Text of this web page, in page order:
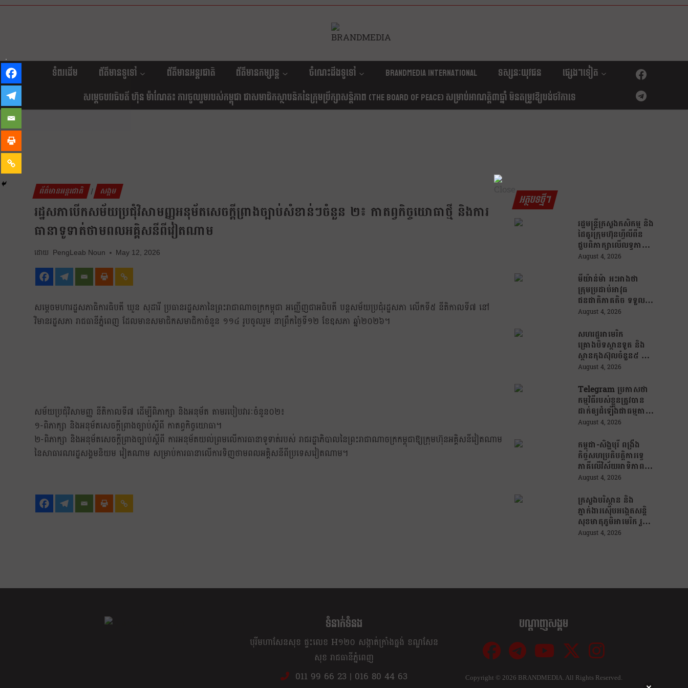
ទំពរដើម ព័ត៌មានទូទៅ ព័ត៌មានអន្តរជាតិ ព័ត៌មានកម្សាន្ត ចំណេះដឹងទូទៅ Brandmedia international ទស្សនៈយុវជន
ផ្សេងៗទៀត
សម្តេចបវរធិបតី ហ៊ុន ម៉ាណែត៖ ការចូលរួមរបស់កម្ពុជា ជាសមាជិកស្ថាបនិកនៃក្រុមប្រឹក្សាសន្តិភាព (The Board Of Peace) សម្រាប់អាណត្តិ៣ឆ្នាំ មិនតម្រូវឱ្យបង់ថវិកាទេ
ព័ត៌មានអន្តរជាតិ | សង្គម
រដ្ឋសភាបើកសម័យប្រជុំវិសាមញ្ញអនុម័តសេចក្តីព្រាងច្បាប់សំខាន់ៗចំនួន ២៖ កាតព្វកិច្ចយោធាថ្មី និងការ
ធានាទូទាត់ថាមពលអគ្គិសនីពីវៀតណាម
PengLeab Noun May 12, 2026
សម្តេចមហារដ្ឋសភាធិការធិបតី ឃួន សុដារី ប្រធានរដ្ឋសភានៃព្រះរាជាណាចក្រកម្ពុជា អញ្ញើញជាអធិបតី បន្តសម័យប្រជុំរដ្ឋសភា លើកទី៥ នីតិកាលទី៧ នៅ
វិមានរដ្ឋសភា រាជធានីភ្នំពេញ ដែលមានសមាជិកសមាជិកាចំនួន ១១៤ រូបចូលរួម នាព្រឹកថ្ងៃទី១២ ខែឧសភា ឆ្នាំ២០២៦។
សម័យប្រជុំវិសាមញ្ញ នីតិកាលទី៧ ដើម្បីពិភាក្សា និងអនុម័ត តាមរបៀបវារៈចំនួន០២៖
១-ពិភាក្សា និងអនុម័តសេចក្តីព្រាងច្បាប់ស្តីពី កាតព្វកិច្ចយោធា។
២-ពិភាក្សា និងអនុម័តសេចក្តីព្រាងច្បាប់ស្តីពី ការអនុម័តយល់ព្រមលើការធានាទូទាត់របស់ រាជរដ្ឋាភិបាលនៃព្រះរាជាណាចក្រកម្ពុជាឱ្យក្រុមហ៊ុនអគ្គិសនីវៀតណាម
នៃសាធារណរដ្ឋសង្គមនិយម វៀតណាម សម្រាប់ការធានាលើការទិញថាមពលអគ្គិសនីពីប្រទេសវៀតណាម។
អត្ថបទថ្មីៗ
រដ្ឋមន្រ្តីក្រសួងកសិកម្ម និង
ដៃគូរក្រុមហ៊ុនហ្វីលីពីន
ជួបពិភាក្សាលើលទ្ធភាព
ជំរុញការនាំចេញកសិផល
ហ្វីលីពីន
August 4, 2026
មីយ៉ាន់ម៉ា អះអាងថា
ក្រុមប្រដាប់អាវុធ
ជនជាតិភាគតិច ទទួល
សំណូកពីក្រុម
(Online Scam) ជាថ្នូរ
នឹងការជួយរត់ចូល
ប្រទេសថៃ!
August 4, 2026
សហរដ្ឋអាមេរិក
គ្រោងបិទស្ថានទូត និង
ស្ថានកុងស៊ុលចំនួន៥ នៅ
ប្រទេសមួយចំនួន ដើម្បី
វត្តមានការទូតដែលគ្មាន
ប្រសិទ្ធភាព
August 4, 2026
Telegram ប្រកាសថា
កម្មវិធីរបស់ខ្លួនត្រូវបាន
ដាក់ឲ្យដំឡើងជាធម្មតា
វិញលើ App Store
បាត់ខ្លួនដោយគ្មានការ
បញ្ជាក់ពីមូលហេតុ
August 4, 2026
កម្ពុជា-សិង្ហបុរី ពង្រឹង
កិច្ចសហប្រតិបត្តិការទ្វេ
ភាគីលើវិស័យអាទិភាព
សំខាន់ៗចំនួន ៤ !
August 4, 2026
ក្រសួងបរិស្ថាន និង
ភ្នាក់ងារស៊ើបអង្កេតសន្តិ
សុខមាតុភូមិអាមេរិក រួម
គ្នា បង្រ្កាបបទល្មើស
August 4, 2026
ទំនាក់ទំនង
បុរីមហាសែនសុខ ផ្ទះលេខ H១២០ សង្កាត់ក្រាំងធ្នង់ ខណ្ឌសែន
សុខ រាជធានីភ្នំពេញ
011 99 66 23 | 016 80 44 63
បណ្ដាញសង្គម
Copyright © 2026 BRANDMEDIA. All Rights Reserved.